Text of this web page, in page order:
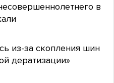
в
из-за скопления шин
дератизации»